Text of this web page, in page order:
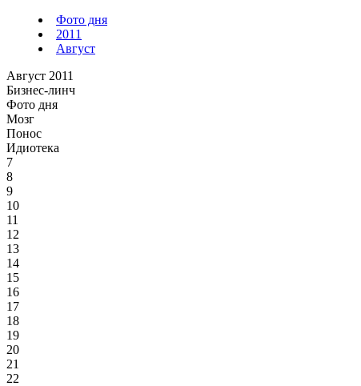
Фото дня
2011
Август
Август 2011
Бизнес-линч
Фото дня
Мозг
Понос
Идиотека
7
8
9
10
11
12
13
14
15
16
17
18
19
20
21
22